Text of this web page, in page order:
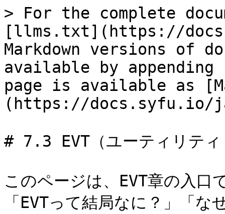
> For the complete
[llms.txt](https://
Markdown versions of
available by
page is available as
(https://docs.syfu.io/
# 7.3 EVT（ユーティリティ
このページは、EVT章の入口
「EVTって結局なに？」「